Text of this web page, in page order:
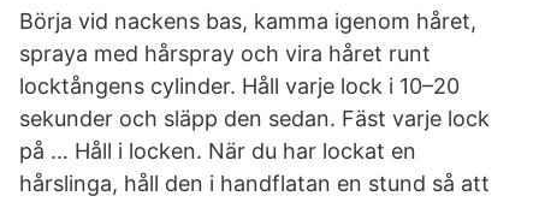
Börja vid nackens bas, kamma igenom håret,
spraya med hårspray och vira håret runt
locktångens cylinder. Håll varje lock i 10–20
sekunder och släpp den sedan. Fäst varje lock
på … Håll i locken. När du har lockat en
hårslinga, håll den i handflatan en stund så att